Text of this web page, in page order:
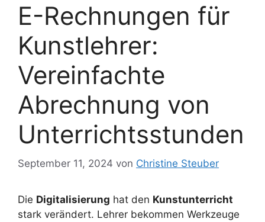
E-Rechnungen für
Kunstlehrer:
Vereinfachte
Abrechnung von
Unterrichtsstunden
September 11, 2024 von Christine Steuber
Die Digitalisierung hat den Kunstunterricht
stark verändert. Lehrer bekommen Werkzeuge